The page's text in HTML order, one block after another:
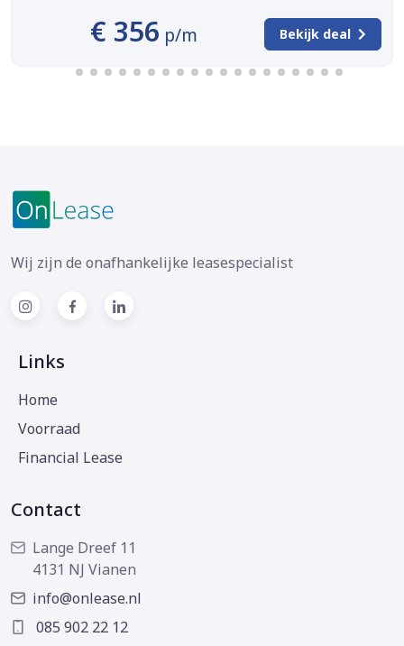
€ 356 p/m Bekijk deal
Wij zijn de onafhankelijke leasespecialist
Links
Home
Voorraad
Financial Lease
Contact
Lange Dreef 11
4131 NJ Vianen
info@onlease.nl
085 902 22 12